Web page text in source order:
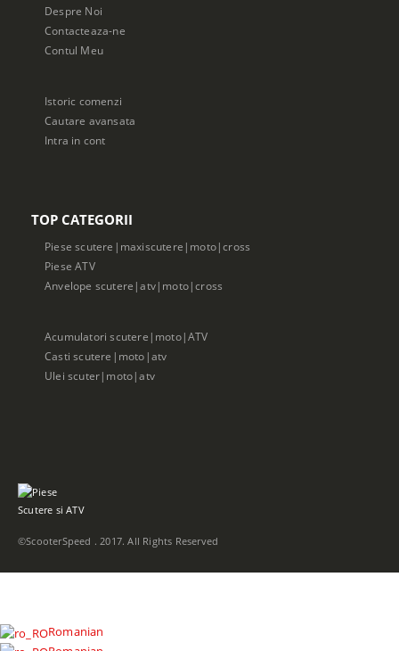
Despre Noi
Contacteaza-ne
Contul Meu
Istoric comenzi
Cautare avansata
Intra in cont
TOP CATEGORII
Piese scutere|maxiscutere|moto|cross
Piese ATV
Anvelope scutere|atv|moto|cross
Acumulatori scutere|moto|ATV
Casti scutere|moto|atv
Ulei scuter|moto|atv
©ScooterSpeed . 2017. All Rights Reserved
Romanian